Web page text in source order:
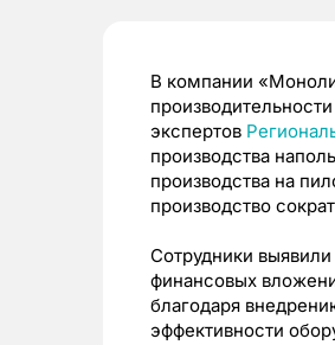
В компании
экспертов
производства
производства на
производство
Сотрудники
финансовых
благодаря
эффективности